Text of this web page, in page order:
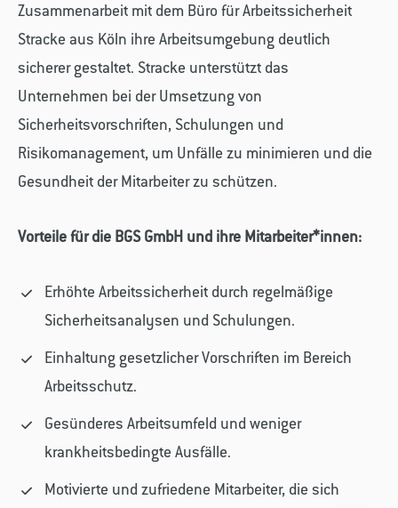
Zusammenarbeit mit dem Büro für Arbeitssicherheit
Stracke aus Köln ihre Arbeitsumgebung deutlich
sicherer gestaltet. Stracke unterstützt das
Unternehmen bei der Umsetzung von
Sicherheitsvorschriften, Schulungen und
Risikomanagement, um Unfälle zu minimieren und die
Gesundheit der Mitarbeiter zu schützen.
Vorteile für die BGS GmbH und ihre Mitarbeiter*innen:
Erhöhte Arbeitssicherheit durch regelmäßige
Sicherheitsanalysen und Schulungen.
Einhaltung gesetzlicher Vorschriften im Bereich
Arbeitsschutz.
Gesünderes Arbeitsumfeld und weniger
krankheitsbedingte Ausfälle.
Motivierte und zufriedene Mitarbeiter, die sich